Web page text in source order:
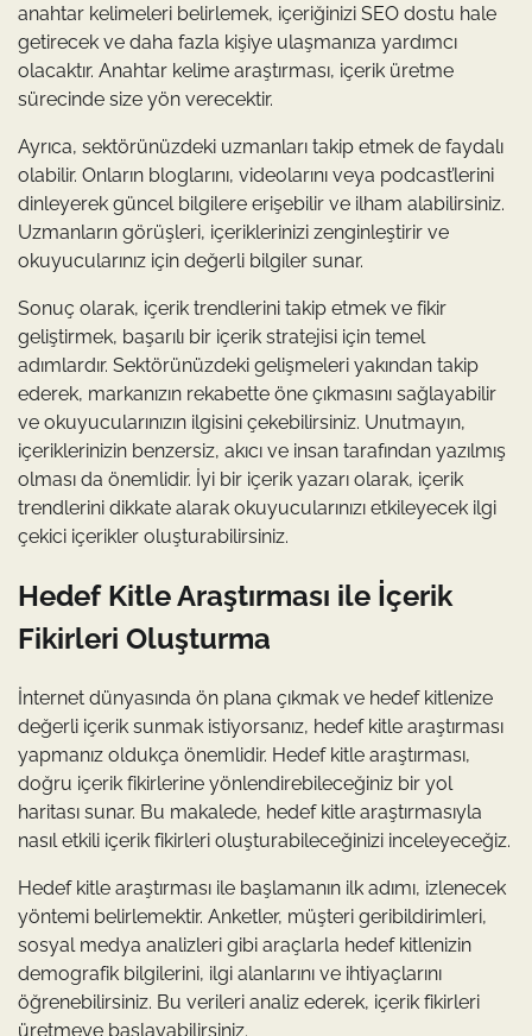
anahtar kelimeleri belirlemek, içeriğinizi SEO dostu hale
getirecek ve daha fazla kişiye ulaşmanıza yardımcı
olacaktır. Anahtar kelime araştırması, içerik üretme
sürecinde size yön verecektir.
Ayrıca, sektörünüzdeki uzmanları takip etmek de faydalı
olabilir. Onların bloglarını, videolarını veya podcast’lerini
dinleyerek güncel bilgilere erişebilir ve ilham alabilirsiniz.
Uzmanların görüşleri, içeriklerinizi zenginleştirir ve
okuyucularınız için değerli bilgiler sunar.
Sonuç olarak, içerik trendlerini takip etmek ve fikir
geliştirmek, başarılı bir içerik stratejisi için temel
adımlardır. Sektörünüzdeki gelişmeleri yakından takip
ederek, markanızın rekabette öne çıkmasını sağlayabilir
ve okuyucularınızın ilgisini çekebilirsiniz. Unutmayın,
içeriklerinizin benzersiz, akıcı ve insan tarafından yazılmış
olması da önemlidir. İyi bir içerik yazarı olarak, içerik
trendlerini dikkate alarak okuyucularınızı etkileyecek ilgi
çekici içerikler oluşturabilirsiniz.
Hedef Kitle Araştırması ile İçerik
Fikirleri Oluşturma
İnternet dünyasında ön plana çıkmak ve hedef kitlenize
değerli içerik sunmak istiyorsanız, hedef kitle araştırması
yapmanız oldukça önemlidir. Hedef kitle araştırması,
doğru içerik fikirlerine yönlendirebileceğiniz bir yol
haritası sunar. Bu makalede, hedef kitle araştırmasıyla
nasıl etkili içerik fikirleri oluşturabileceğinizi inceleyeceğiz.
Hedef kitle araştırması ile başlamanın ilk adımı, izlenecek
yöntemi belirlemektir. Anketler, müşteri geribildirimleri,
sosyal medya analizleri gibi araçlarla hedef kitlenizin
demografik bilgilerini, ilgi alanlarını ve ihtiyaçlarını
öğrenebilirsiniz. Bu verileri analiz ederek, içerik fikirleri
üretmeye başlayabilirsiniz.